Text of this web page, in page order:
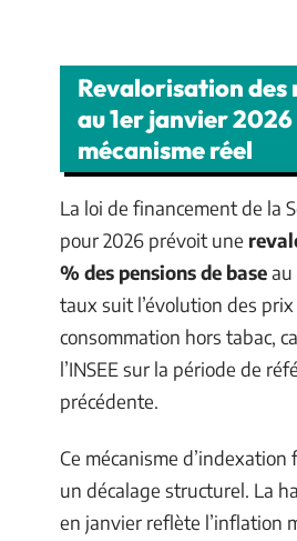
Revalorisation
au 1er janvier 2026
mécanisme réel
La loi de financement de la
pour 2026 prévoit une
% des pensions de baseau
taux suit l’évolution des prix
consommation hors tabac,
l’INSEE sur la période de
précédente.
Ce mécanisme
un décalage structurel. La
en janvier reflète l’inflation